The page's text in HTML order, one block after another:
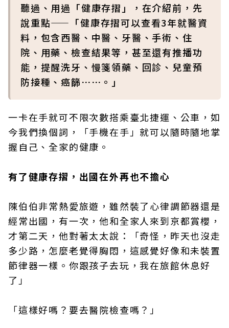
聽過、用過「健康存摺」，在介紹前，先
說重點——「健康存摺可以查看3年就醫資
料，包含西醫、中醫、牙醫、手術、住
院、用藥、檢查結果等，甚至還有推播功
能，提醒洗牙、慢箋領藥、回診、兒童預
防接種、癌篩⋯⋯。」
一卡在手就可不限次數搭乘臺北捷運、公車，如
今我們換個詞，「手機在手」就可以隨時隨地掌
握自己、全家的健康。
有了健康存摺，出國在外再也不擔心
陳伯伯非常熱愛旅遊，雖然裝了心律調節器還是
經常出國，有一次，他和全家人來到京都賞櫻，
才第二天，他對著太太說：「奇怪，昨天也沒走
多少路，怎麼老覺得胸悶，這感覺好像和未裝置
節律器一樣。你跟孩子去玩，我在旅館休息好
了」
「這樣好嗎？要去醫院檢查嗎？」